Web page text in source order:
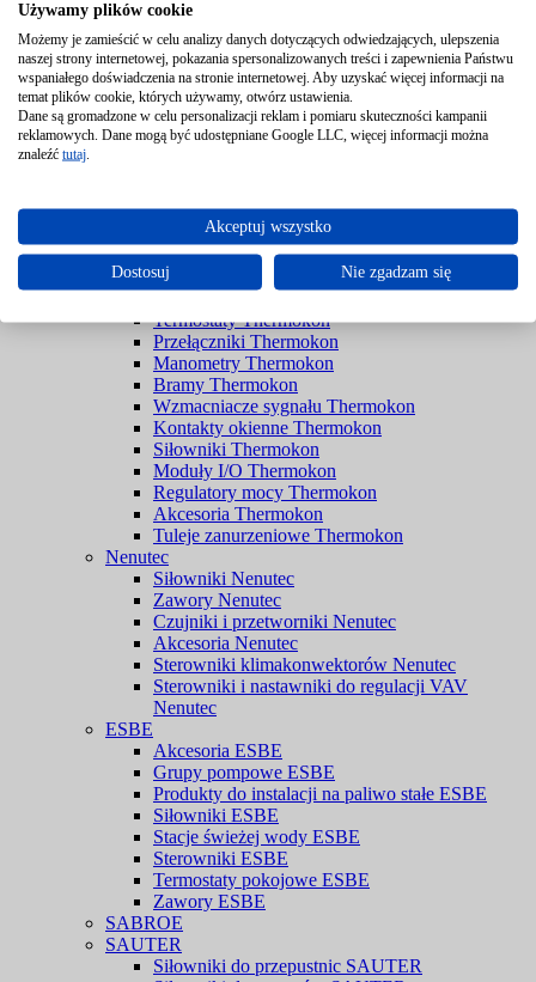
Czujniki Thermokon
Czujniki pomieszczeniowe Thermokon
Czujniki ruchu Thermokon
Czujniki pendulum Thermokon
Czujniki sufitowe Thermokon
Czujniki zewnętrzne Thermokon
Czujniki kanałowe Thermokon
Czujniki powierzchniowe Thermokon
Czujniki kontaktowe Thermokon
Czujniki wycieku Thermokon
Higrostaty Thermokon
Termostaty Thermokon
Przełączniki Thermokon
Manometry Thermokon
Bramy Thermokon
Wzmacniacze sygnału Thermokon
Kontakty okienne Thermokon
Siłowniki Thermokon
Moduły I/O Thermokon
Regulatory mocy Thermokon
Akcesoria Thermokon
Tuleje zanurzeniowe Thermokon
Nenutec
Siłowniki Nenutec
Zawory Nenutec
Czujniki i przetworniki Nenutec
Akcesoria Nenutec
Sterowniki klimakonwektorów Nenutec
Sterowniki i nastawniki do regulacji VAV
Nenutec
ESBE
Akcesoria ESBE
Grupy pompowe ESBE
Produkty do instalacji na paliwo stałe ESBE
Siłowniki ESBE
Stacje świeżej wody ESBE
Sterowniki ESBE
Termostaty pokojowe ESBE
Zawory ESBE
SABROE
SAUTER
Siłowniki do przepustnic SAUTER
Używamy plików cookie
Możemy je zamieścić w celu analizy danych dotyczących odwiedzających, ulepszenia
naszej strony internetowej, pokazania spersonalizowanych treści i zapewnienia Państwu
wspaniałego doświadczenia na stronie internetowej. Aby uzyskać więcej informacji na
temat plików cookie, których używamy, otwórz ustawienia.
Dane są gromadzone w celu personalizacji reklam i pomiaru skuteczności kampanii
reklamowych. Dane mogą być udostępniane Google LLC, więcej informacji można
znaleźć tutaj
Akceptuj wszystko
Dostosuj Nie zgadzam się